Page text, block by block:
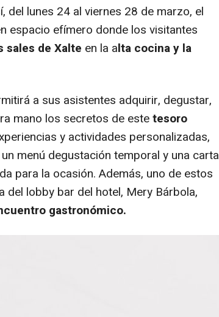
del lunes 24 al viernes 28 de marzo, el
espacio efímero donde los visitantes
sales de Xalte en la alta cocina y la
a sus asistentes adquirir, degustar,
mano los secretos de estetesoro
y actividades personalizadas,
menú degustación temporal y una carta
para la ocasión. Además, uno de estos
del lobby bar del hotel, Mery Bárbola,
gastronómico.